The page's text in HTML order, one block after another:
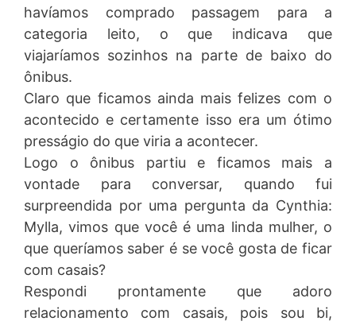
havíamos comprado passagem para a
categoria leito, o que indicava que
viajaríamos sozinhos na parte de baixo do
ônibus.
Claro que ficamos ainda mais felizes com o
acontecido e certamente isso era um ótimo
presságio do que viria a acontecer.
Logo o ônibus partiu e ficamos mais a
vontade para conversar, quando fui
surpreendida por uma pergunta da Cynthia:
Mylla, vimos que você é uma linda mulher, o
que queríamos saber é se você gosta de ficar
com casais?
Respondi prontamente que adoro
relacionamento com casais, pois sou bi,